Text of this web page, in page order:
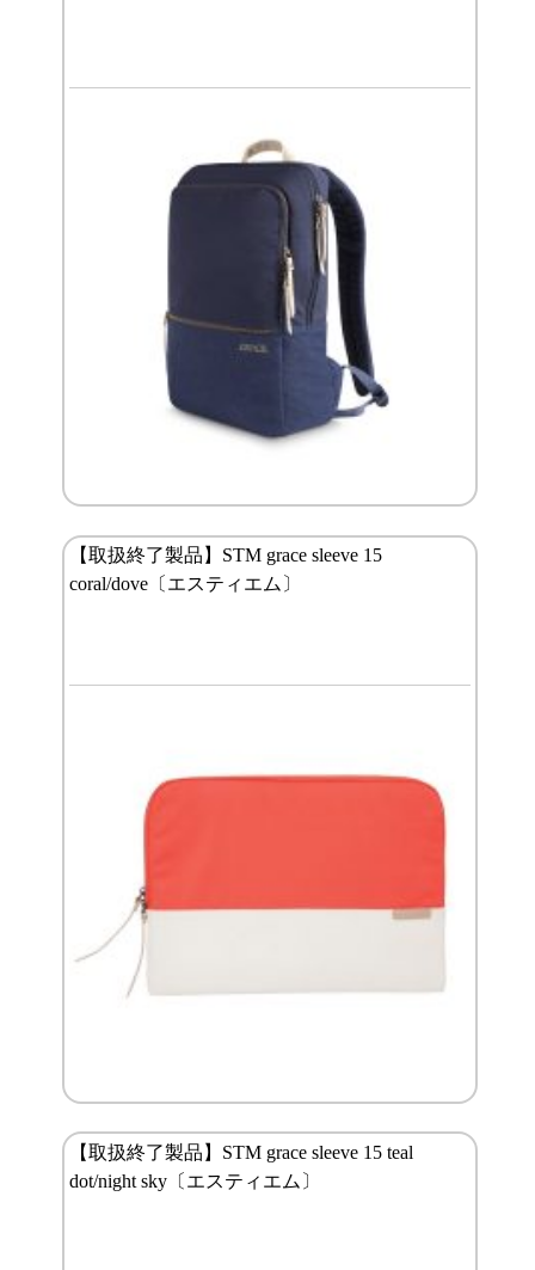
【取扱終了製品】STM grace sleeve 15
coral/dove〔エスティエム〕
【取扱終了製品】STM grace sleeve 15 teal
dot/night sky〔エスティエム〕